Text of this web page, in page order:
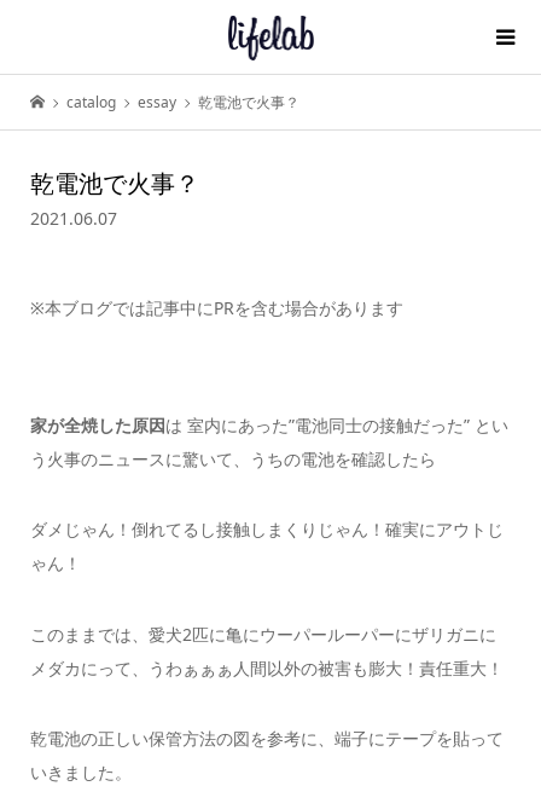
catalog essay 乾電池で火事？
乾電池で火事？
2021.06.07
※本ブログでは記事中にPRを含む場合があります
家が全焼した原因は 室内にあった”電池同士の接触だった” とい
う火事のニュースに驚いて、うちの電池を確認したら
ダメじゃん！倒れてるし接触しまくりじゃん！確実にアウトじ
ゃん！
このままでは、愛犬2匹に亀にウーパールーパーにザリガニに
メダカにって、うわぁぁぁ人間以外の被害も膨大！責任重大！
乾電池の正しい保管方法の図を参考に、端子にテープを貼って
いきました。